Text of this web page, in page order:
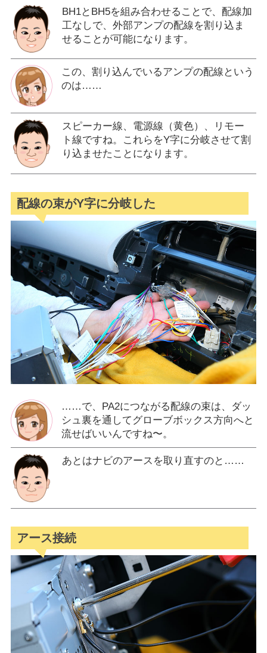
BH1とBH5を組み合わせることで、配線加
工なしで、外部アンプの配線を割り込ま
せることが可能になります。
この、割り込んでいるアンプの配線という
のは……
スピーカー線、電源線（黄色）、リモー
ト線ですね。これらをY字に分岐させて割
り込ませたことになります。
配線の束がY字に分岐した
……で、PA2につながる配線の束は、ダッ
シュ裏を通してグローブボックス方向へと
流せばいいんですね〜。
あとはナビのアースを取り直すのと……
アース接続